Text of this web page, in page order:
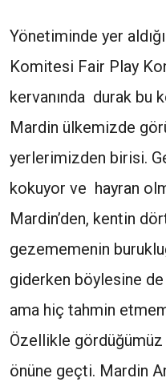
Yönetiminde yer
Komitesi Fair Play
kervanında durak bu
Mardin ülkemizde
yerlerimizden birisi.
kokuyor ve hayran
Mardin’den, kentin
gezememenin
giderken böylesine de
ama hiç tahmin
Özellikle
önüne geçti. Mardin